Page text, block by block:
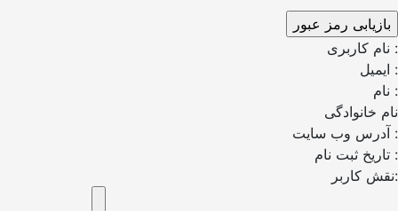
نام کاربری :
ایمیل :
نام :
نام خانوادگی
آدرس وب سایت :
تاریخ ثبت نام :
نقش کاربر: